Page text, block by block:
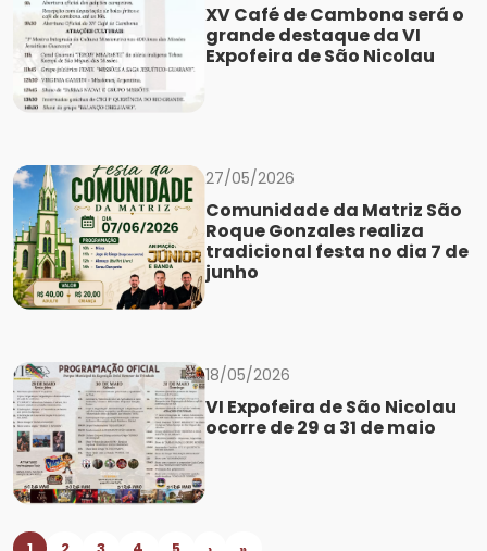
XV Café de Cambona será o
grande destaque da VI
Expofeira de São Nicolau
27/05/2026
Comunidade da Matriz São
Roque Gonzales realiza
tradicional festa no dia 7 de
junho
18/05/2026
VI Expofeira de São Nicolau
ocorre de 29 a 31 de maio